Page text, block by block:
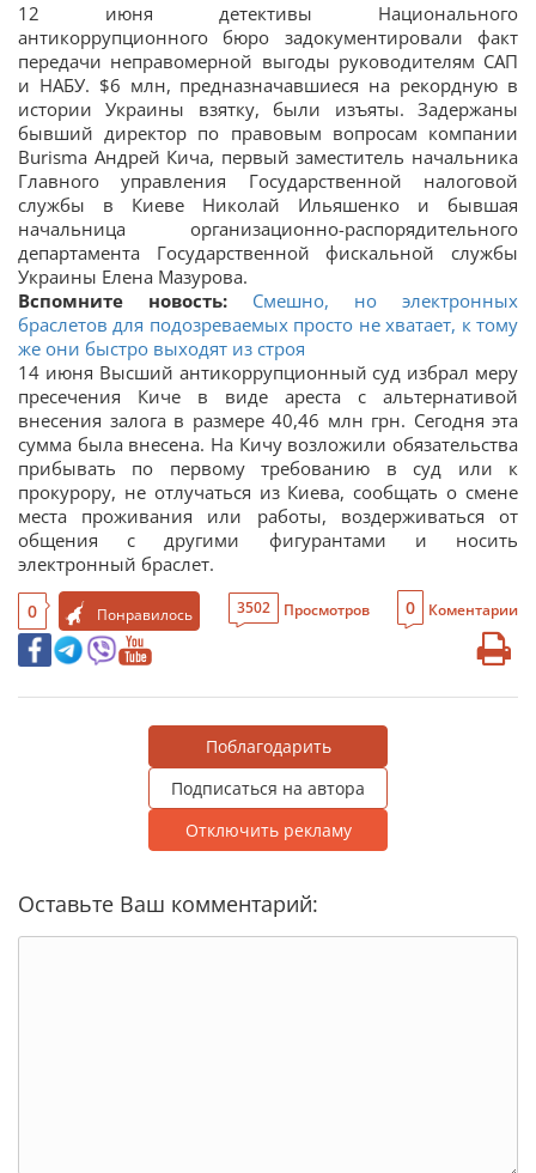
12 июня детективы Национального
антикоррупционного бюро задокументировали факт
передачи неправомерной выгоды руководителям САП
и НАБУ. $6 млн, предназначавшиеся на рекордную в
истории Украины взятку, были изъяты. Задержаны
бывший директор по правовым вопросам компании
Burisma Андрей Кича, первый заместитель начальника
Главного управления Государственной налоговой
службы в Киеве Николай Ильяшенко и бывшая
начальница организационно-распорядительного
департамента Государственной фискальной службы
Украины Елена Мазурова.
Вспомните новость: Смешно, но электронных
браслетов для подозреваемых просто не хватает, к тому
же они быстро выходят из строя
14 июня Высший антикоррупционный суд избрал меру
пресечения Киче в виде ареста с альтернативой
внесения залога в размере 40,46 млн грн. Сегодня эта
сумма была внесена. На Кичу возложили обязательства
прибывать по первому требованию в суд или к
прокурору, не отлучаться из Киева, сообщать о смене
места проживания или работы, воздерживаться от
общения с другими фигурантами и носить
электронный браслет.
0 Понравилось 3502 Просмотров 0 Коментарии
Поблагодарить
Подписаться на автора
Отключить рекламу
Оставьте Ваш комментарий: